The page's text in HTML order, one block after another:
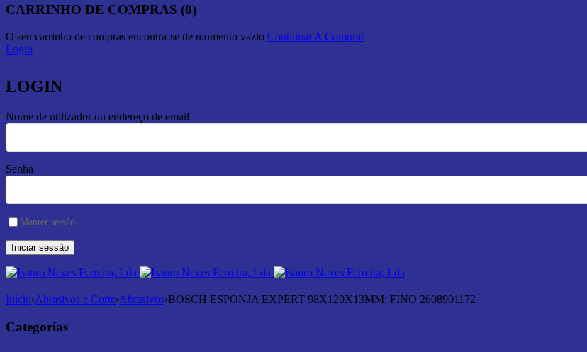
CARRINHO DE COMPRAS (0)
O seu carrinho de compras encontra-se de momento vazio Continuar A Comprar
Login
LOGIN
Nome de utilizador ou endereço de email
Senha
Manter sessão
Início›Abrasivos e Corte›Abrasivos›BOSCH ESPONJA EXPERT 98X120X13MM: FINO 2608901172
Categorias